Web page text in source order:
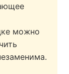
можно